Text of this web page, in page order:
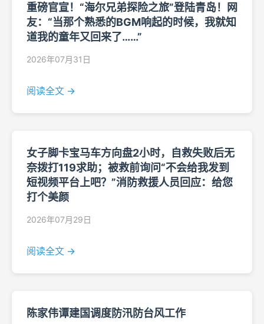
重磅官宣！“海尔兄弟探险之旅”登陆青岛！网
友：“当那个熟悉的BGM响起的时候，我就知
道我的童年又回来了……”
2026年07月31日
阅读全文 →
女子脚卡宝马车方向盘2小时，自救失败后无
奈拨打119求助；被救前询问“不会给我发到
短视频平台上吧？”消防救援人员回应：给您
打个美颜
2026年07月29日
阅读全文 →
陈家伟谭建国调度防汛防台风工作